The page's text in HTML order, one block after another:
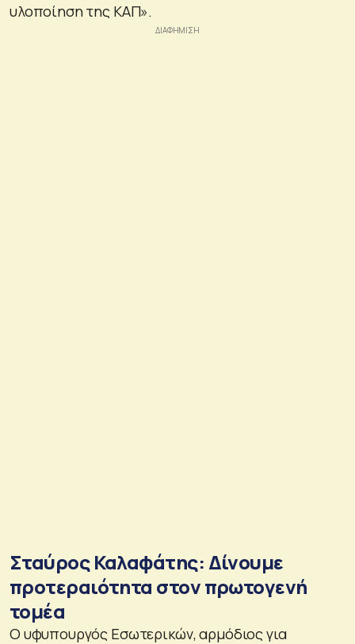
υλοποίηση της ΚΑΠ».
Σταύρος Καλαφάτης: Δίνουμε
προτεραιότητα στον πρωτογενή
τομέα
Ο υφυπουργός Εσωτερικών, αρμόδιος για